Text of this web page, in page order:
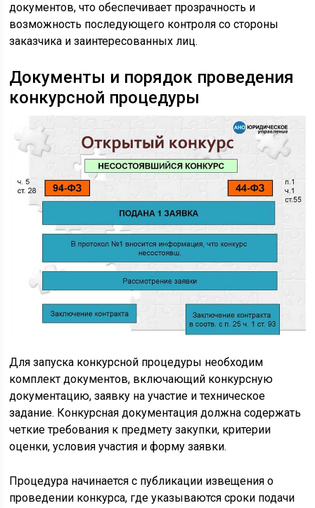
документов, что обеспечивает прозрачность и
возможность последующего контроля со стороны
заказчика и заинтересованных лиц.
Документы и порядок проведения
конкурсной процедуры
Для запуска конкурсной процедуры необходим
комплект документов, включающий конкурсную
документацию, заявку на участие и техническое
задание. Конкурсная документация должна содержать
четкие требования к предмету закупки, критерии
оценки, условия участия и форму заявки.
Процедура начинается с публикации извещения о
проведении конкурса, где указываются сроки подачи